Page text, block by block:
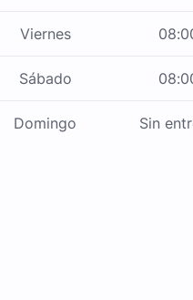
Viernes
Sábado
Domingo Sin